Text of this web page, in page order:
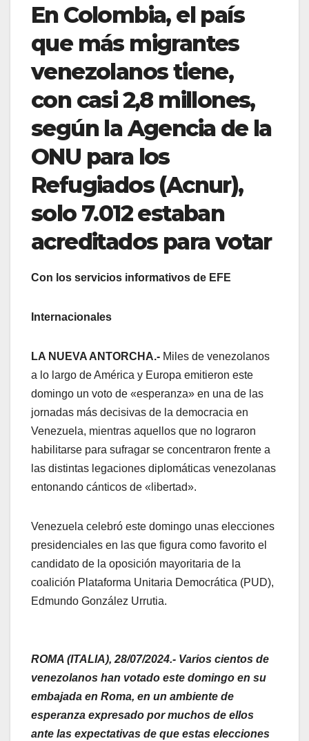
En Colombia, el país
que más migrantes
venezolanos tiene,
con casi 2,8 millones,
según la Agencia de la
ONU para los
Refugiados (Acnur),
solo 7.012 estaban
acreditados para votar
Con los servicios informativos de EFE
Internacionales
LA NUEVA ANTORCHA.- Miles de venezolanos
a lo largo de América y Europa emitieron este
domingo un voto de «esperanza» en una de las
jornadas más decisivas de la democracia en
Venezuela, mientras aquellos que no lograron
habilitarse para sufragar se concentraron frente a
las distintas legaciones diplomáticas venezolanas
entonando cánticos de «libertad».
Venezuela celebró este domingo unas elecciones
presidenciales en las que figura como favorito el
candidato de la oposición mayoritaria de la
coalición Plataforma Unitaria Democrática (PUD),
Edmundo González Urrutia.
ROMA (ITALIA), 28/07/2024.- Varios cientos de
venezolanos han votado este domingo en su
embajada en Roma, en un ambiente de
esperanza expresado por muchos de ellos
ante las expectativas de que estas elecciones